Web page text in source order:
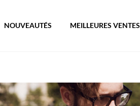
NOUVEAUTÉS MEILLEURES VENTES